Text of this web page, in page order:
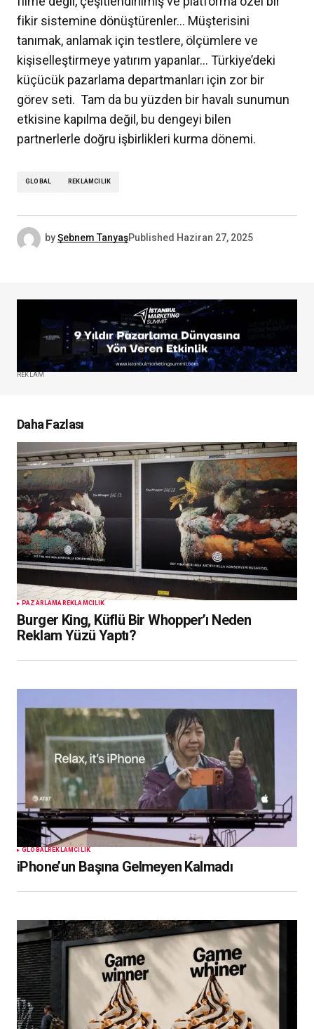
fikir sistemine dönüştürenler… Müşterisini
tanımak, anlamak için testlere, ölçümlere ve
kişiselleştirmeye yatırım yapanlar… Türkiye’deki
küçücük pazarlama departmanları için zor bir
görev seti. Tam da bu yüzden bir havalı sunumun
etkisine kapılma değil, bu dengeyi bilen
partnerlerle doğru işbirlikleri kurma dönemi.
GLOBAL REKLAMCILIK
byŞebnem TanyaşPublished Haziran 27, 2025
REKLAM
Daha Fazlası
PAZARLAMA REKLAMCILIK
Burger King, Küflü Bir Whopper’ı Neden
Reklam Yüzü Yaptı?
GLOBAL REKLAMCILIK
iPhone’un Başına Gelmeyen Kalmadı